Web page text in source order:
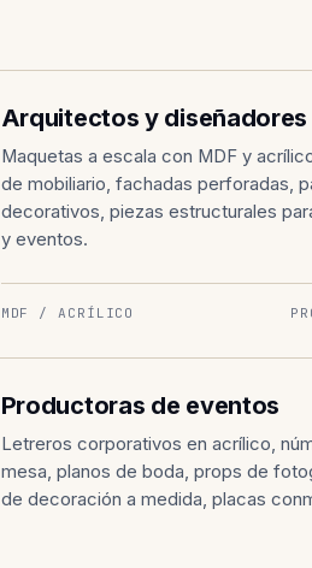
Arquitectos y diseñadores
Maquetas a escala con MDF y
de mobiliario, fachadas perforadas,
decorativos, piezas estructurales
y eventos.
MDF / ACRÍLICO
EVENTOS · PRODUCCIÓN
Productoras de eventos
Letreros corporativos en acrílico,
mesa, planos de boda, props de
de decoración a medida, placas